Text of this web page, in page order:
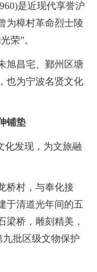
是近现代享誉沪
为樟村革命烈士陵
荣”。
昌宅、鄞州区塘
也为宁波名贤文化
铺垫
发现，为文旅融
村，与奉化接
于清道光年间的五
梁桥，雕刻精美，
批区级文物保护